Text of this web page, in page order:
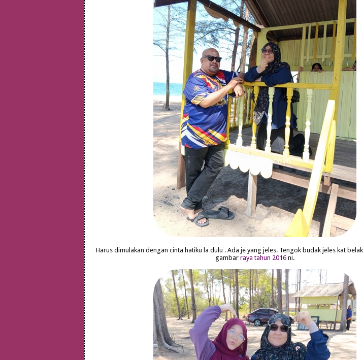
Harus dimulakan dengan cinta hatiku la dulu . Ada je yang jeles. Tengok budak jeles kat
gambar raya tahun 2016 ni.